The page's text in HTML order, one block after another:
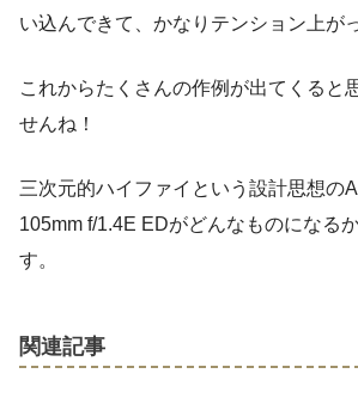
い込んできて、かなりテンション上が
これからたくさんの作例が出てくると
せんね！
三次元的ハイファイという設計思想の
105mm f/1.4E EDがどんなものになる
す。
関連記事